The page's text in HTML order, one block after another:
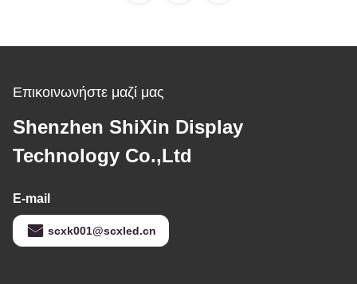
Επικοινωνήστε μαζί μας
Shenzhen ShiXin Display
Technology Co.,Ltd
E-mail
scxk001@scxled.cn